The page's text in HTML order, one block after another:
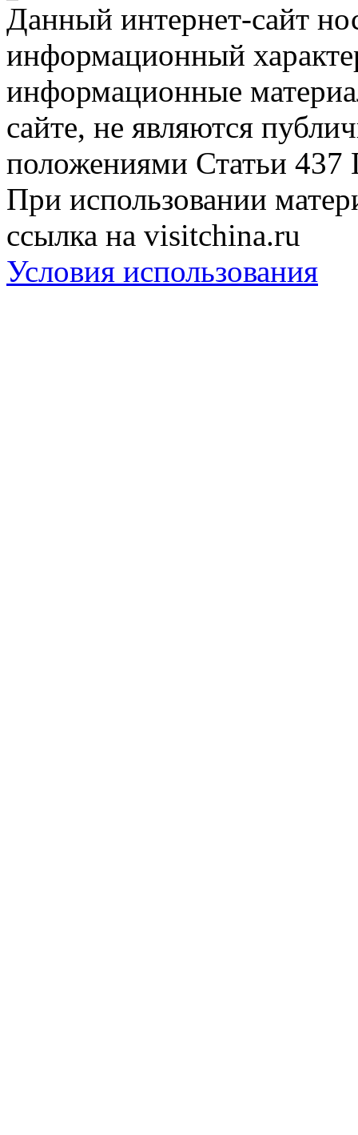
Данный интернет-сайт
информационный
информационные
сайте, не являются
положениями Статьи 437
При использовании
ссылка на visitchina.ru
Условия использования